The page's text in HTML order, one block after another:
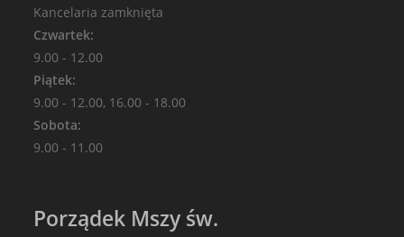
Kancelaria zamknięta
Czwartek:
9.00 - 12.00
Piątek:
9.00 - 12.00, 16.00 - 18.00
Sobota:
9.00 - 11.00
Porządek Mszy św.